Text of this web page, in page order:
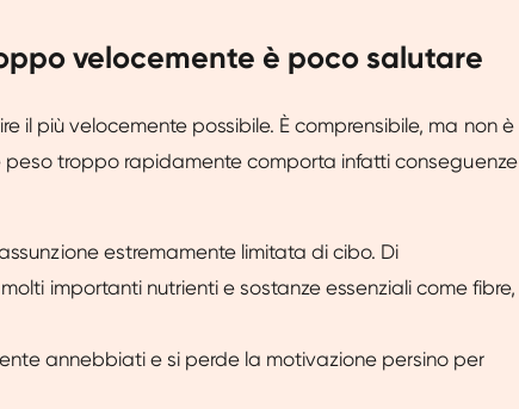
velocemente è poco salutare
il più velocemente possibile. È comprensibile, ma non è
peso troppo rapidamente comporta infatti conseguenze
estremamente limitata di cibo. Di
importanti nutrienti e sostanze essenziali come fibre,
annebbiati e si perde la motivazione persino per